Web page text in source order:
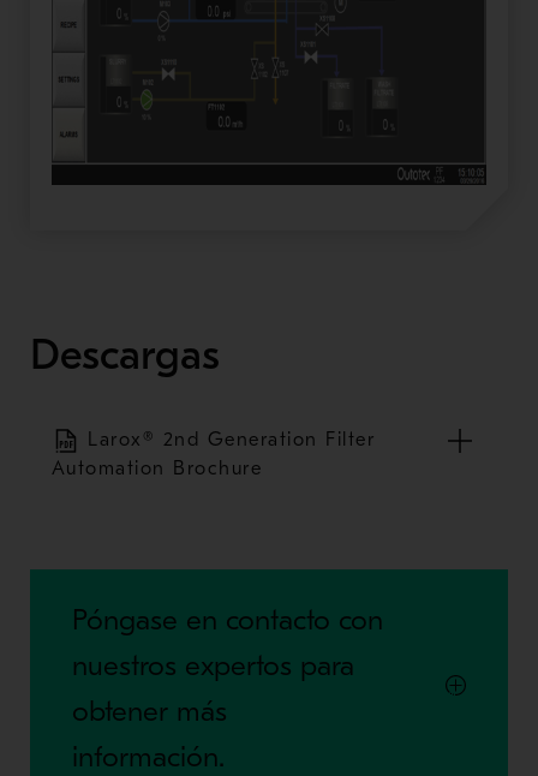
Descargas
Larox® 2nd Generation Filter
Automation Brochure
Póngase en contacto con
nuestros expertos para
obtener más
información.